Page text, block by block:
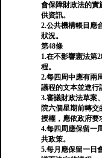
會保障財政法的實
供資訊。
2.公共機構帳目應
狀況。
第48條
1.在不影響憲法第
程。
2.每四周中應有兩
議程的文本並進行
3.審議財政法草案
院六個星期前轉
授權，應依政府要
4.每四周應保留一
共政策。
5.每月應保留一日